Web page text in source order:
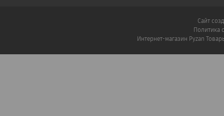
Сайт
Политика
Интернет-магазин Pyzan